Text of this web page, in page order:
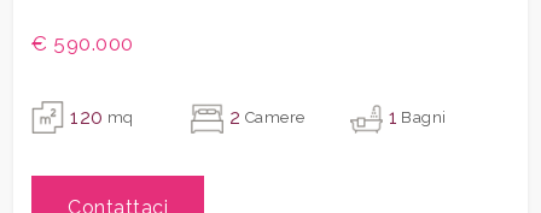
Centri commerciali
€ 590.000
120 mq 2 Camere 1 Bagni
Contattaci